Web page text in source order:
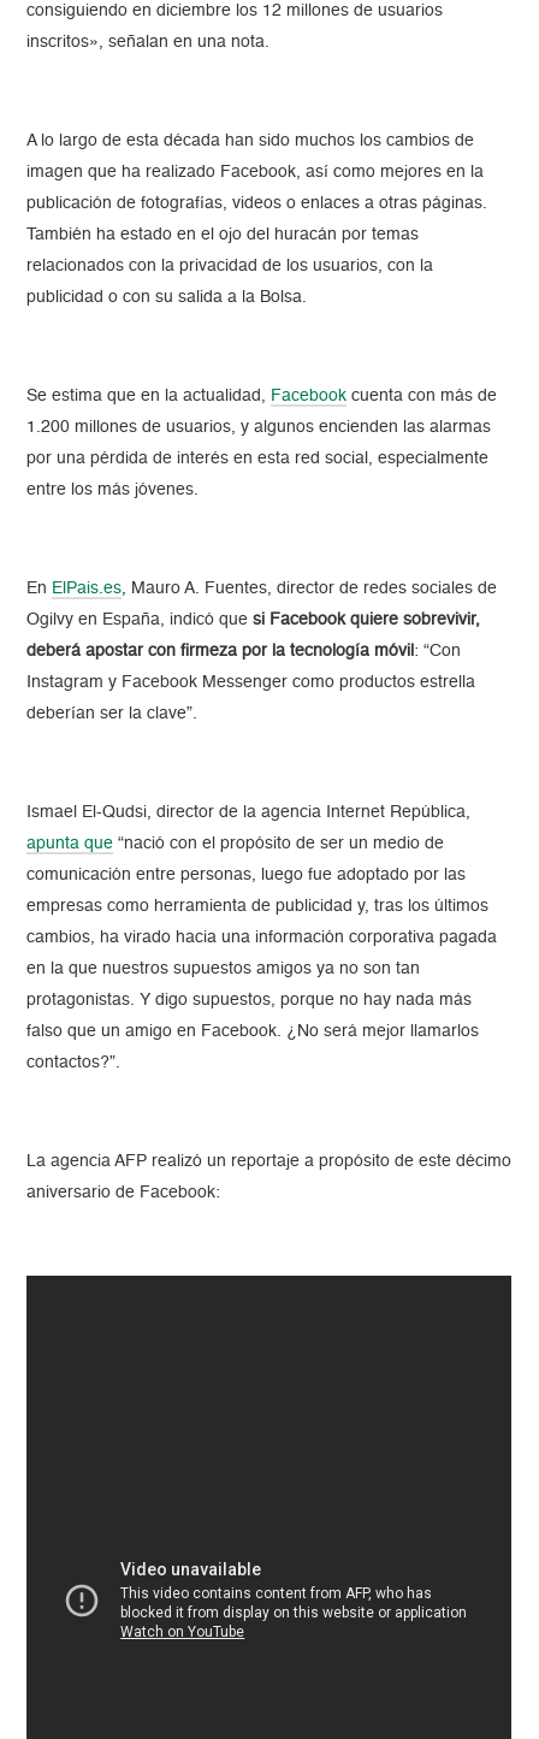
consiguiendo en diciembre los 12 millones de usuarios
inscritos», señalan en una nota.
A lo largo de esta década han sido muchos los cambios de
imagen que ha realizado Facebook, así como mejores en la
publicación de fotografías, videos o enlaces a otras páginas.
También ha estado en el ojo del huracán por temas
relacionados con la privacidad de los usuarios, con la
publicidad o con su salida a la Bolsa.
Se estima que en la actualidad, Facebook cuenta con más de
1.200 millones de usuarios, y algunos encienden las alarmas
por una pérdida de interés en esta red social, especialmente
entre los más jóvenes.
En ElPais.es , Mauro A. Fuentes, director de redes sociales de
Ogilvy en España, indicó quesi Facebook quiere sobrevivir,
deberá apostar con firmeza por la tecnología móvil : “Con
Instagram y Facebook Messenger como productos estrella
deberían ser la clave”.
Ismael El-Qudsi, director de la agencia Internet República,
apunta que “nació con el propósito de ser un medio de
comunicación entre personas, luego fue adoptado por las
empresas como herramienta de publicidad y, tras los últimos
cambios, ha virado hacia una información corporativa pagada
en la que nuestros supuestos amigos ya no son tan
protagonistas. Y digo supuestos, porque no hay nada más
falso que un amigo en Facebook. ¿No será mejor llamarlos
contactos?”.
La agencia AFP realizó un reportaje a propósito de este décimo
aniversario de Facebook: